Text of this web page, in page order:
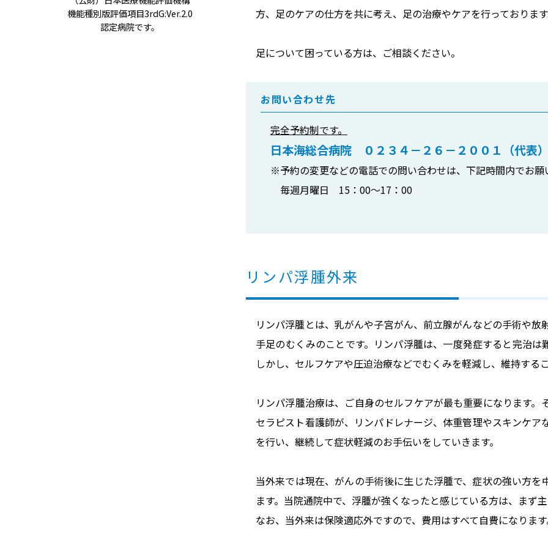
方、足のケアの仕方を共に考え、足の治療やケアを行っております
足について困っている方は、ご相談ください。
お問い合わせ先
完全予約制です。
日本海総合病院 ０２３４－２６－２００１（代表）
※予約の変更などの電話での問い合わせは、下記時間内でお願
毎週月曜日 15：00～17：00
リンパ浮腫外来
リンパ浮腫とは、乳がんや子宮がん、前立腺がんなどの手術や
手足のむくみのことです。リンパ浮腫は、一度発症すると完治は
しかし、セルフケアや圧迫治療などでむくみを軽減し、維持する
リンパ浮腫治療は、ご自身のセルフケアが最も重要になります
セラピスト看護師が、リンパドレナージ、体重管理やスキンケ
を行い、継続して症状軽減のお手伝いをしていきます。
当外来では現在、がんの手術後に生じた浮腫で、症状の強い方
ます。当院通院中で、浮腫が強くなったと感じている方は、まず
なお、当外来は保険適応外ですので、費用はすべて自費になります
機能種別版評価項目3rdG:Ver.2.0
認定病院です。